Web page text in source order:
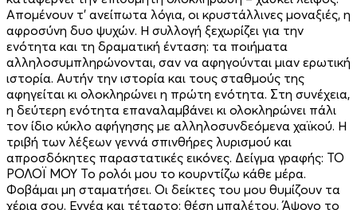
Απομένουν τ’ ανείπωτα λόγια, οι κρυστάλλινες μοναξιές, η
αφροσύνη δυο ψυχών. Η συλλογή ξεχωρίζει για την
ενότητα και τη δραματική ένταση: τα ποιήματα
αλληλοσυμπληρώνονται, σαν να αφηγούνται μιαν ερωτική
ιστορία. Αυτήν την ιστορία και τους σταθμούς της
αφηγείται κι ολοκληρώνει η πρώτη ενότητα. Στη συνέχεια,
η δεύτερη ενότητα επαναλαμβάνει κι ολοκληρώνει πάλι
τον ίδιο κύκλο αφήγησης με αλληλοσυνδεόμενα χαϊκού. Η
τριβή των λέξεων γεννά σπινθήρες λυρισμού και
απροσδόκητες παραστατικές εικόνες. Δείγμα γραφής: ΤΟ
ΡΟΛΟΪ ΜΟΥ Το ρολόι μου το κουρντίζω κάθε μέρα.
Φοβάμαι μη σταματήσει. Οι δείκτες του μου θυμίζουν τα
χέρια σου. Εννέα και τέταρτο: θέση μπαλέτου. Άψογο το